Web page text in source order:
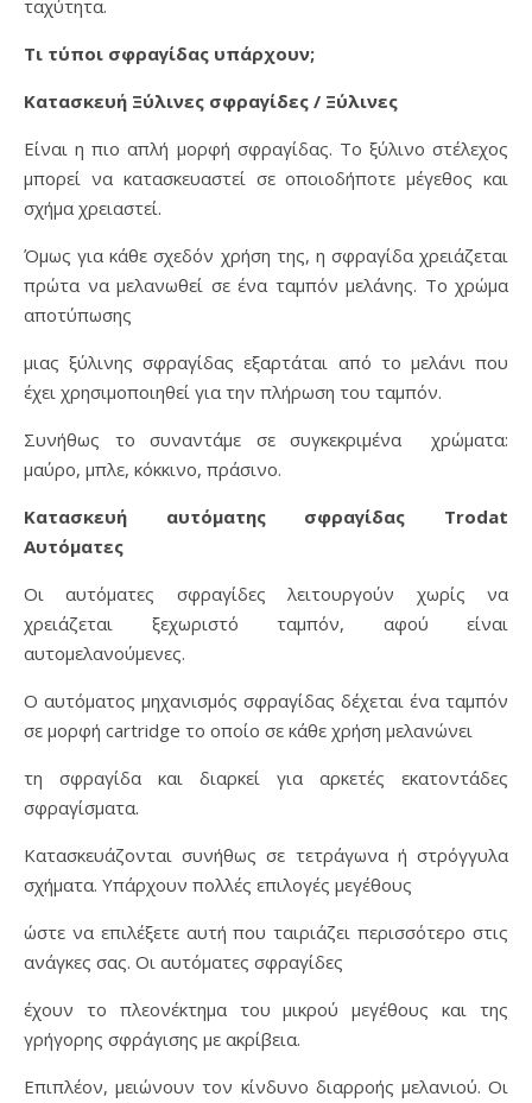
ταχύτητα.
Τι τύποι σφραγίδας υπάρχουν;
Κατασκευή Ξύλινες σφραγίδες / Ξύλινες
Είναι η πιο απλή μορφή σφραγίδας. Το ξύλινο στέλεχος
μπορεί να κατασκευαστεί σε οποιοδήποτε μέγεθος και
σχήμα χρειαστεί.
Όμως για κάθε σχεδόν χρήση της, η σφραγίδα χρειάζεται
πρώτα να μελανωθεί σε ένα ταμπόν μελάνης. Το χρώμα
αποτύπωσης
μιας ξύλινης σφραγίδας εξαρτάται από το μελάνι που
έχει χρησιμοποιηθεί για την πλήρωση του ταμπόν.
Συνήθως το συναντάμε σε συγκεκριμένα χρώματα:
μαύρο, μπλε, κόκκινο, πράσινο.
Κατασκευή αυτόματης σφραγίδας Trodat
Αυτόματες
Οι αυτόματες σφραγίδες λειτουργούν χωρίς να
χρειάζεται ξεχωριστό ταμπόν, αφού είναι
αυτομελανούμενες.
Ο αυτόματος μηχανισμός σφραγίδας δέχεται ένα ταμπόν
σε μορφή cartridge το οποίο σε κάθε χρήση μελανώνει
τη σφραγίδα και διαρκεί για αρκετές εκατοντάδες
σφραγίσματα.
Κατασκευάζονται συνήθως σε τετράγωνα ή στρόγγυλα
σχήματα. Υπάρχουν πολλές επιλογές μεγέθους
ώστε να επιλέξετε αυτή που ταιριάζει περισσότερο στις
ανάγκες σας. Οι αυτόματες σφραγίδες
έχουν το πλεονέκτημα του μικρού μεγέθους και της
γρήγορης σφράγισης με ακρίβεια.
Επιπλέον, μειώνουν τον κίνδυνο διαρροής μελανιού. Οι